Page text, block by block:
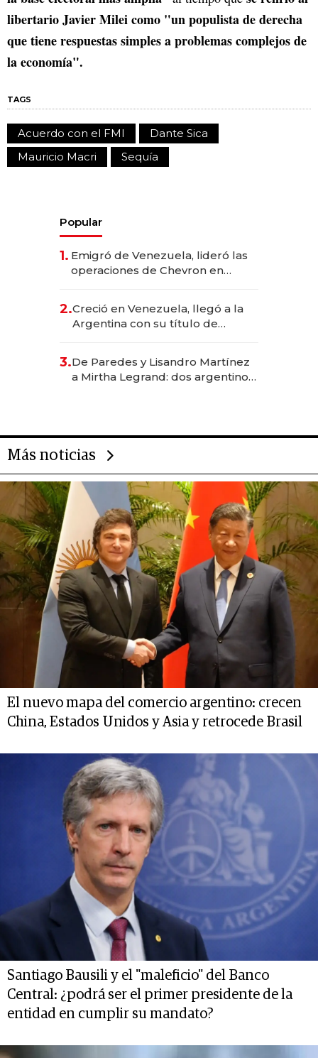
libertario Javier Milei como "un populista de derecha
que tiene respuestas simples a problemas complejos de
la economía".
TAGS
Acuerdo con el FMI
Dante Sica
Mauricio Macri
Sequía
Popular
1. Emigró de Venezuela, lideró las
operaciones de Chevron en
2.Creció en Venezuela, llegó a la
Argentina con su título de
las marcas "fast premium"
3.De Paredes y Lisandro Martínez
a Mirtha Legrand: dos argentinos
Más noticias
El nuevo mapa del comercio argentino: crecen
China, Estados Unidos y Asia y retrocede Brasil
Santiago Bausili y el "maleficio" del Banco
Central: ¿podrá ser el primer presidente de la
entidad en cumplir su mandato?